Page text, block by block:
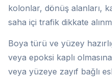
kolonlar, dönüş alanları,
saha içi trafik dikkate
Boya türü ve yüzey
veya epoksi kaplı
veya yüzeye zayıf bağlı